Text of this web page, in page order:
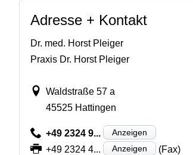
Adresse + Kontakt
Dr. med. Horst Pleiger
Praxis Dr. Horst Pleiger
Waldstraße 57 a
45525 Hattingen
+49 2324 9... Anzeigen
+49 2324 4... Anzeigen (Fax)